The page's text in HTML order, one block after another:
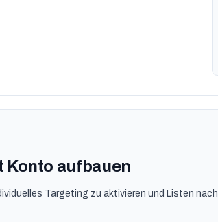
Konto aufbauen
Targeting zu aktivieren und Listen nach